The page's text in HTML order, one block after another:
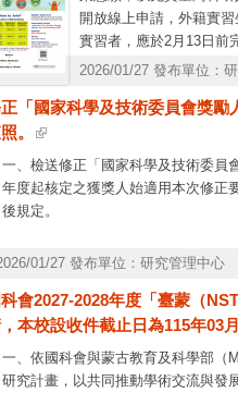
(一)、行動研究及碩士論文：
(二)、
1.本市人員：
*如符合計畫內第4點第1款之九大主
*如同時符合計畫內第4點第1款之九
2.外縣市人員及大專院校碩士生：
開放線上申請，外籍實
實習者，應於2月13日前
月起始實習者，應於7月
日。(四)申請資格：具外
https://
2026/01/27 發布單位：
「國家科學及技術委員會獎
。
一、檢送修正「國家科學及技術委員
年度起核定之獲獎人始適用本次修正
後規定。
01/27 發布單位：研究管理中心
科會2027-2028年度「臺蒙（
本校設收件截止日為115年03
一、依國科會與蒙古教育及科學部（
研究計畫，以共同推動學術交流與發